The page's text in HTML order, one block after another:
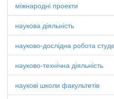
міжнародні проекти
наукова діяльність
науково-дослідна робота
науково-технічна діяльність
наукові школи факультетів